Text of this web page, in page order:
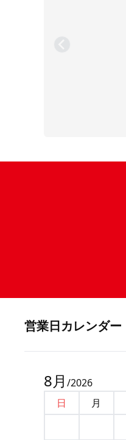
営業⽇カレンダー
8月 /2026
日
月